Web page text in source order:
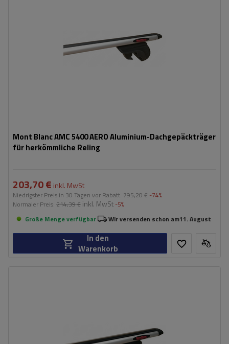
Mont Blanc AMC 5400 AERO Aluminium-Dachgepäckträger
für herkömmliche Reling
203,70 € inkl. MwSt
Niedrigster Preis in 30 Tagen vor Rabatt: 795,20 € -74%
Normaler Preis: 214,39 € inkl. MwSt -5%
Große Menge verfügbar
Wir versenden schon am11. August
In den
Warenkorb